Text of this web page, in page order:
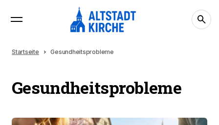
Startseite Gesundheitsprobleme
Gesundheitsprobleme